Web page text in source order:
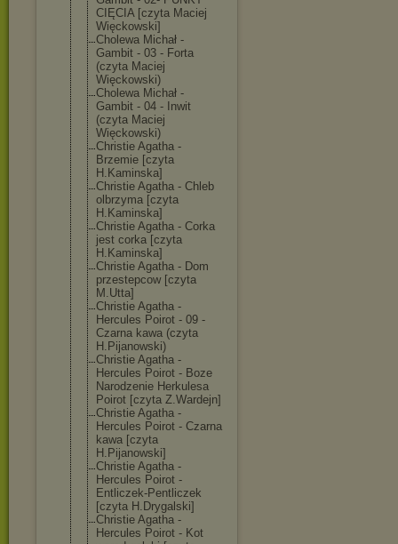
CIĘCIA [czyta Maciej
Więckowski]
Cholewa Michał -
Gambit - 03 - Forta
(czyta Maciej
Więckowski)
Cholewa Michał -
Gambit - 04 - Inwit
(czyta Maciej
Więckowski)
Christie Agatha -
Brzemie [czyta
H.Kaminska]
Christie Agatha - Chleb
olbrzyma [czyta
H.Kaminska]
Christie Agatha - Corka
jest corka [czyta
H.Kaminska]
Christie Agatha - Dom
przestepcow [czyta
M.Utta]
Christie Agatha -
Hercules Poirot - 09 -
Czarna kawa (czyta
H.Pijanowski)
Christie Agatha -
Hercules Poirot - Boze
Narodzenie Herkulesa
Poirot [czyta Z.Wardejn]
Christie Agatha -
Hercules Poirot - Czarna
kawa [czyta
H.Pijanowski]
Christie Agatha -
Hercules Poirot -
Entliczek-Pent liczek
[czyta H.Drygalski]
Christie Agatha -
Hercules Poirot - Kot